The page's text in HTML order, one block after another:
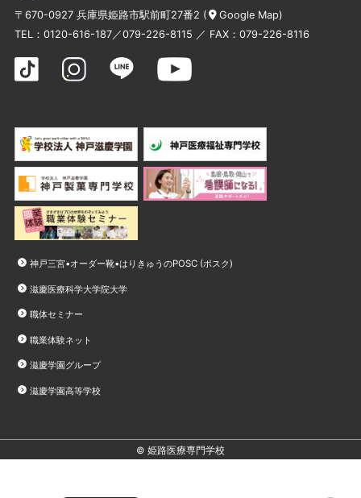
〒670-0927 兵庫県姫路市駅前町27番2 ( Google Map)
TEL： 0120-616-187／079-226-8115 ／ FAX：079-226-8116
神戸三宮•オーダー靴•はりきゅうのPOSC (ポスク)
滋慶医療科学大学院大学
職体セミナー
職業体験ネット
滋慶学園グループ
滋慶学園高等学校
© 姫路医療専門学校